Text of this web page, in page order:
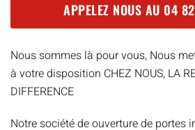
APPELEZ NOUS AU 04
Nous sommes là pour vous, Nous
à votre disposition CHEZ NOUS, LA
DIFFERENCE
Notre société de ouverture de portes